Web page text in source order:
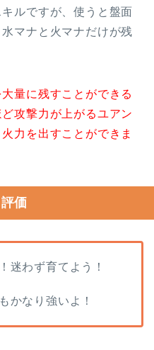
ルですが、使うと盤面
マナと火マナだけが残
量に残すことができる
攻撃力が上がるユアン
力を出すことができま
価
迷わず育てよう！
かなり強いよ！